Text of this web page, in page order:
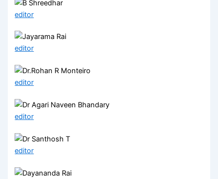
editor
editor
editor
editor
editor